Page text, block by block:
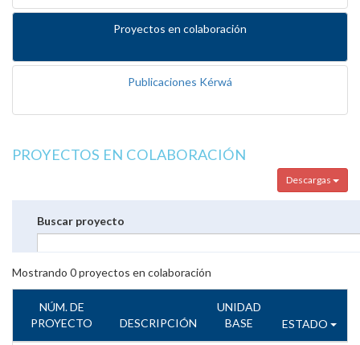
Proyectos en colaboración
Publicaciones Kérwá
PROYECTOS EN COLABORACIÓN
Descargas
Buscar proyecto
Mostrando 0proyectos en colaboración
NÚM. DE
PROYECTO
DESCRIPCIÓN
UNIDAD
BASE
ESTADO